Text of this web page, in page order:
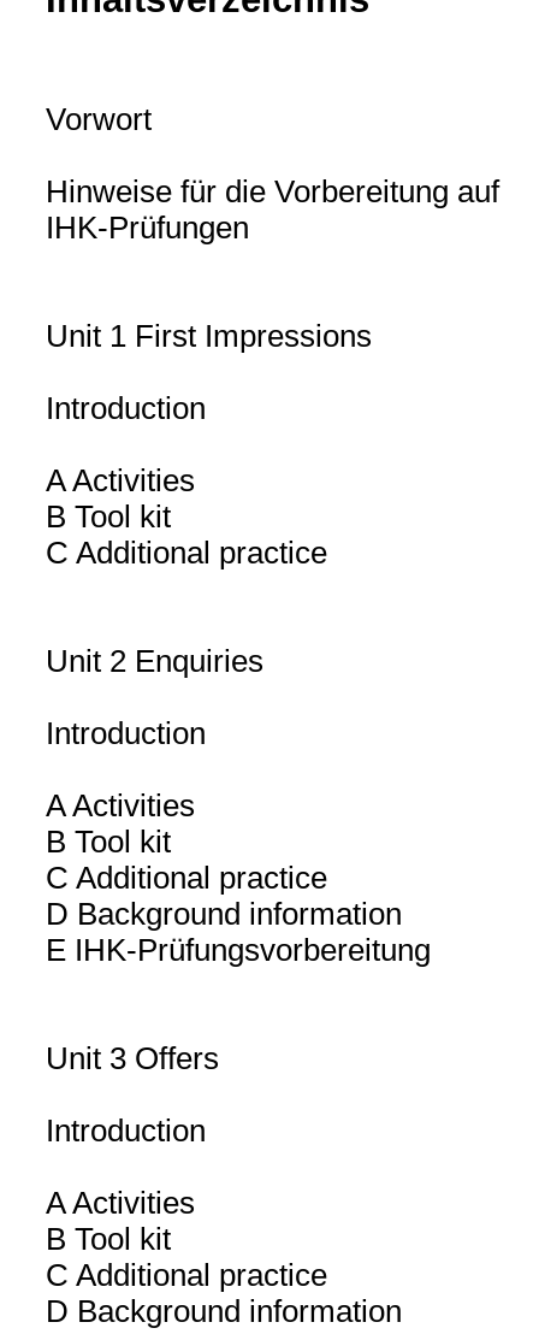
Vorwort
Hinweise für die Vorbereitung auf
IHK-Prüfungen
Unit 1 First Impressions
Introduction
A Activities
B Tool kit
C Additional practice
Unit 2 Enquiries
Introduction
A Activities
B Tool kit
C Additional practice
D Background information
E IHK-Prüfungsvorbereitung
Unit 3 Offers
Introduction
A Activities
B Tool kit
C Additional practice
D Background information